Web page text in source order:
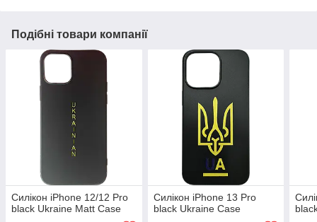
Подібні товари компанії
Силікон iPhone 12/12 Pro
black Ukraine Matt Case
Силікон iPhone 13 Pro
black Ukraine Case